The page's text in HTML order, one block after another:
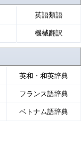
英語類語
機械翻訳
英和・和英辞典
フランス語辞典
ベトナム語辞典